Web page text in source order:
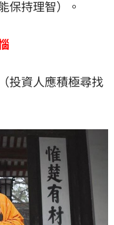
保持理智）。
投資人應積極尋找